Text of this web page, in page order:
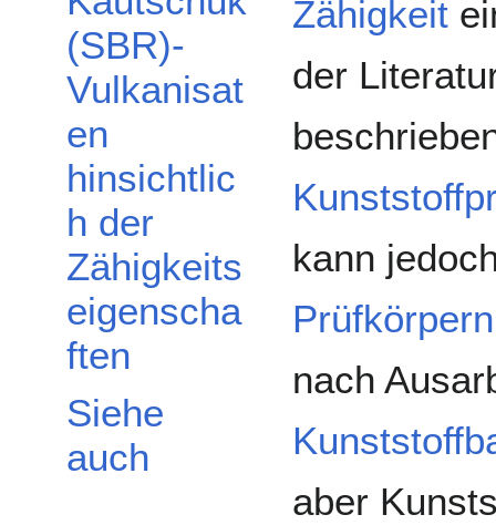
(SBR)-
Vulkanisat
en
hinsichtlic
h der
Zähigkeits
eigenscha
ften
Siehe
auch
Zähigkeit
der
kann
Prüfkörpern
nach
aber